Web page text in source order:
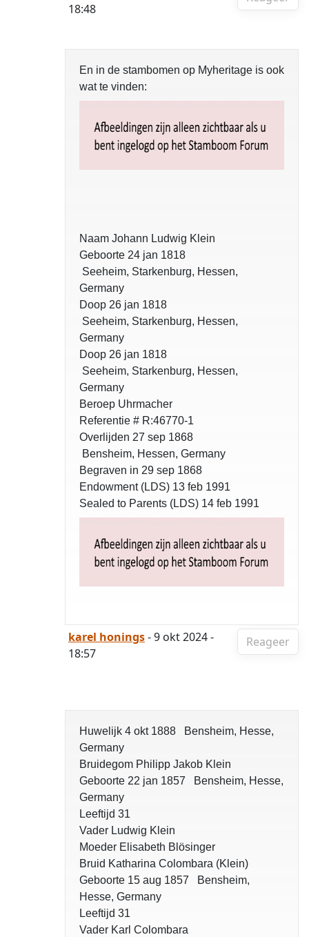
18:48
En in de stambomen op Myheritage is ook
wat te vinden:
Naam Johann Ludwig Klein
Geboorte 24 jan 1818
Seeheim, Starkenburg, Hessen,
Germany
Doop 26 jan 1818
Seeheim, Starkenburg, Hessen,
Germany
Doop 26 jan 1818
Seeheim, Starkenburg, Hessen,
Germany
Beroep Uhrmacher
Referentie # R:46770-1
Overlijden 27 sep 1868
Bensheim, Hessen, Germany
Begraven in 29 sep 1868
Endowment (LDS) 13 feb 1991
Sealed to Parents (LDS) 14 feb 1991
Reageer
karel honings- 9 okt 2024 -
18:57
Huwelijk 4 okt 1888 Bensheim, Hesse,
Germany
Bruidegom Philipp Jakob Klein
Geboorte 22 jan 1857 Bensheim, Hesse,
Germany
Leeftijd 31
Vader Ludwig Klein
Moeder Elisabeth Blösinger
Bruid Katharina Colombara (Klein)
Geboorte 15 aug 1857 Bensheim,
Hesse, Germany
Leeftijd 31
Vader Karl Colombara